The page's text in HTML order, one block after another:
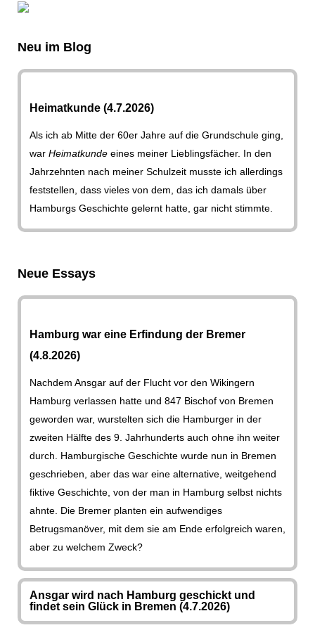
Neu im Blog
Heimatkunde (4.7.2026)
Als ich ab Mitte der 60er Jahre auf die Grundschule ging,
war Heimatkunde eines meiner Lieblingsfächer. In den
Jahrzehnten nach meiner Schulzeit musste ich allerdings
feststellen, dass vieles von dem, das ich damals über
Hamburgs Geschichte gelernt hatte, gar nicht stimmte.
Neue Essays
Hamburg war eine Erfindung der Bremer
(4.8.2026)
Nachdem Ansgar auf der Flucht vor den Wikingern
Hamburg verlassen hatte und 847 Bischof von Bremen
geworden war, wurstelten sich die Hamburger in der
zweiten Hälfte des 9. Jahrhunderts auch ohne ihn weiter
durch. Hamburgische Geschichte wurde nun in Bremen
geschrieben, aber das war eine alternative, weitgehend
fiktive Geschichte, von der man in Hamburg selbst nichts
ahnte. Die Bremer planten ein aufwendiges
Betrugsmanöver, mit dem sie am Ende erfolgreich waren,
aber zu welchem Zweck?
Ansgar wird nach Hamburg geschickt und
findet sein Glück in Bremen (4.7.2026)